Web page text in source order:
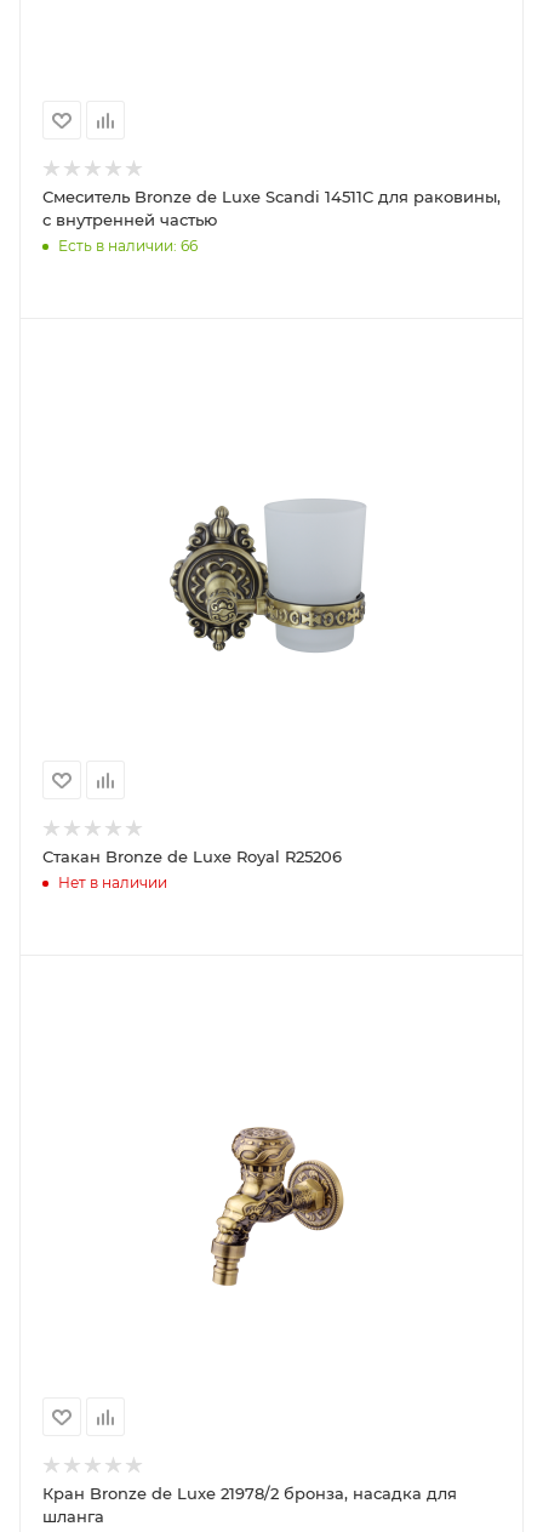
Смеситель Bronze de Luxe Scandi 14511C для раковины,
с внутренней частью
Есть в наличии: 66
Стакан Bronze de Luxe Royal R25206
Нет в наличии
Кран Bronze de Luxe 21978/2 бронза, насадка для
шланга